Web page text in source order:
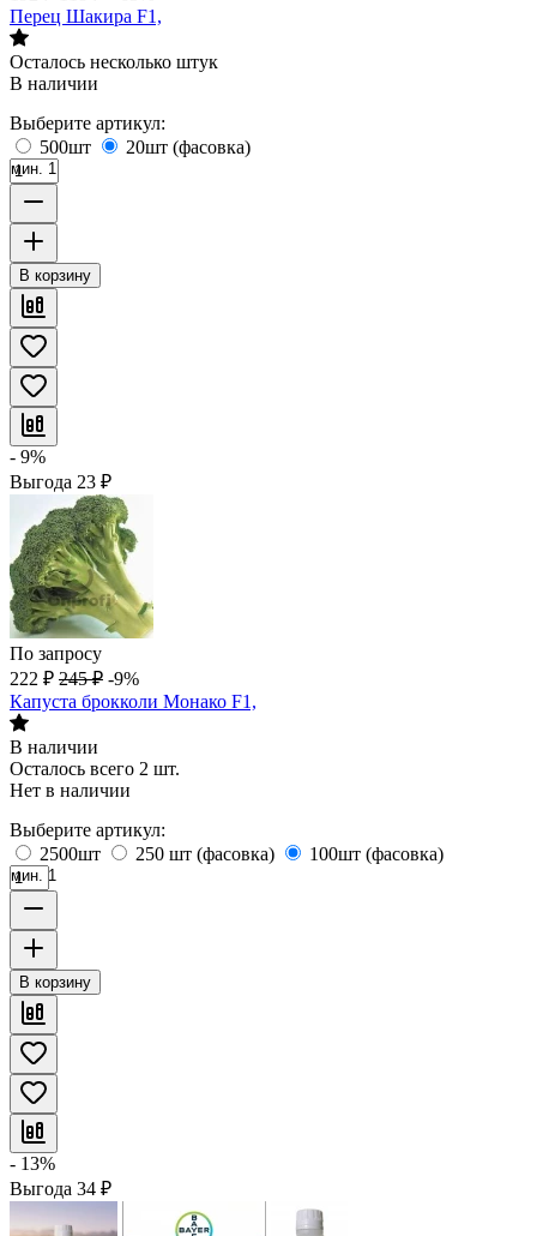
Перец Шакира F1,
Осталось несколько штук
В наличии
Выберите артикул:
500шт
20шт (фасовка)
мин. 1
В корзину
- 9%
Выгода 23 ₽
По запросу
222 ₽ 245 ₽ -9%
Капуста брокколи Монако F1,
В наличии
Осталось всего 2 шт.
Нет в наличии
Выберите артикул:
2500шт
250 шт (фасовка) 100шт (фасовка)
мин. 1
В корзину
- 13%
Выгода 34 ₽